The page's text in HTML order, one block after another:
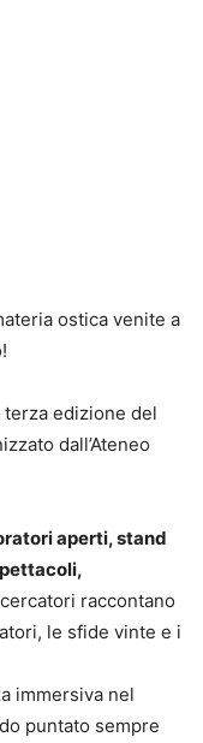
ostica venite a
terza edizione del
dall’Ateneo
aperti, stand
raccontano
le sfide vinte e i
immersiva nel
puntato sempre